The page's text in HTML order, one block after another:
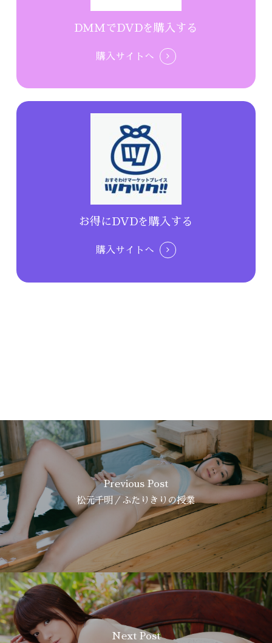
DMMでDVDを購入する
購入サイトへ
お得にDVDを購入する
購入サイトへ
Previous Post
松元千明／ふたりきりの授業
Next Post